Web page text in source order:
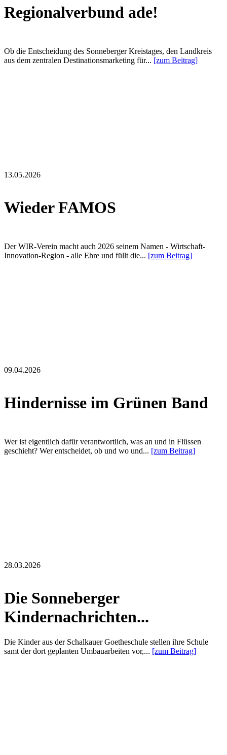
Regionalverbund ade!
Ob die Entscheidung des Sonneberger Kreistages, den Landkreis
aus dem zentralen Destinationsmarketing für... [zum Beitrag]
13.05.2026
Wieder FAMOS
Der WIR-Verein macht auch 2026 seinem Namen - Wirtschaft-
Innovation-Region - alle Ehre und füllt die... [zum Beitrag]
09.04.2026
Hindernisse im Grünen Band
Wer ist eigentlich dafür verantwortlich, was an und in Flüssen
geschieht? Wer entscheidet, ob und wo und... [zum Beitrag]
28.03.2026
Die Sonneberger
Kindernachrichten...
Die Kinder aus der Schalkauer Goetheschule stellen ihre Schule
samt der dort geplanten Umbauarbeiten vor,... [zum Beitrag]